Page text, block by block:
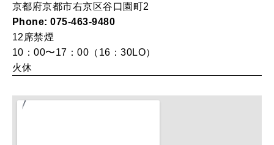
算命学がわかる今月のあなた
LEARN
京都府京都市右京区谷口園町2
Phone: 075-463-9480
12席禁煙
10：00〜17：00（16：30LO）
火休